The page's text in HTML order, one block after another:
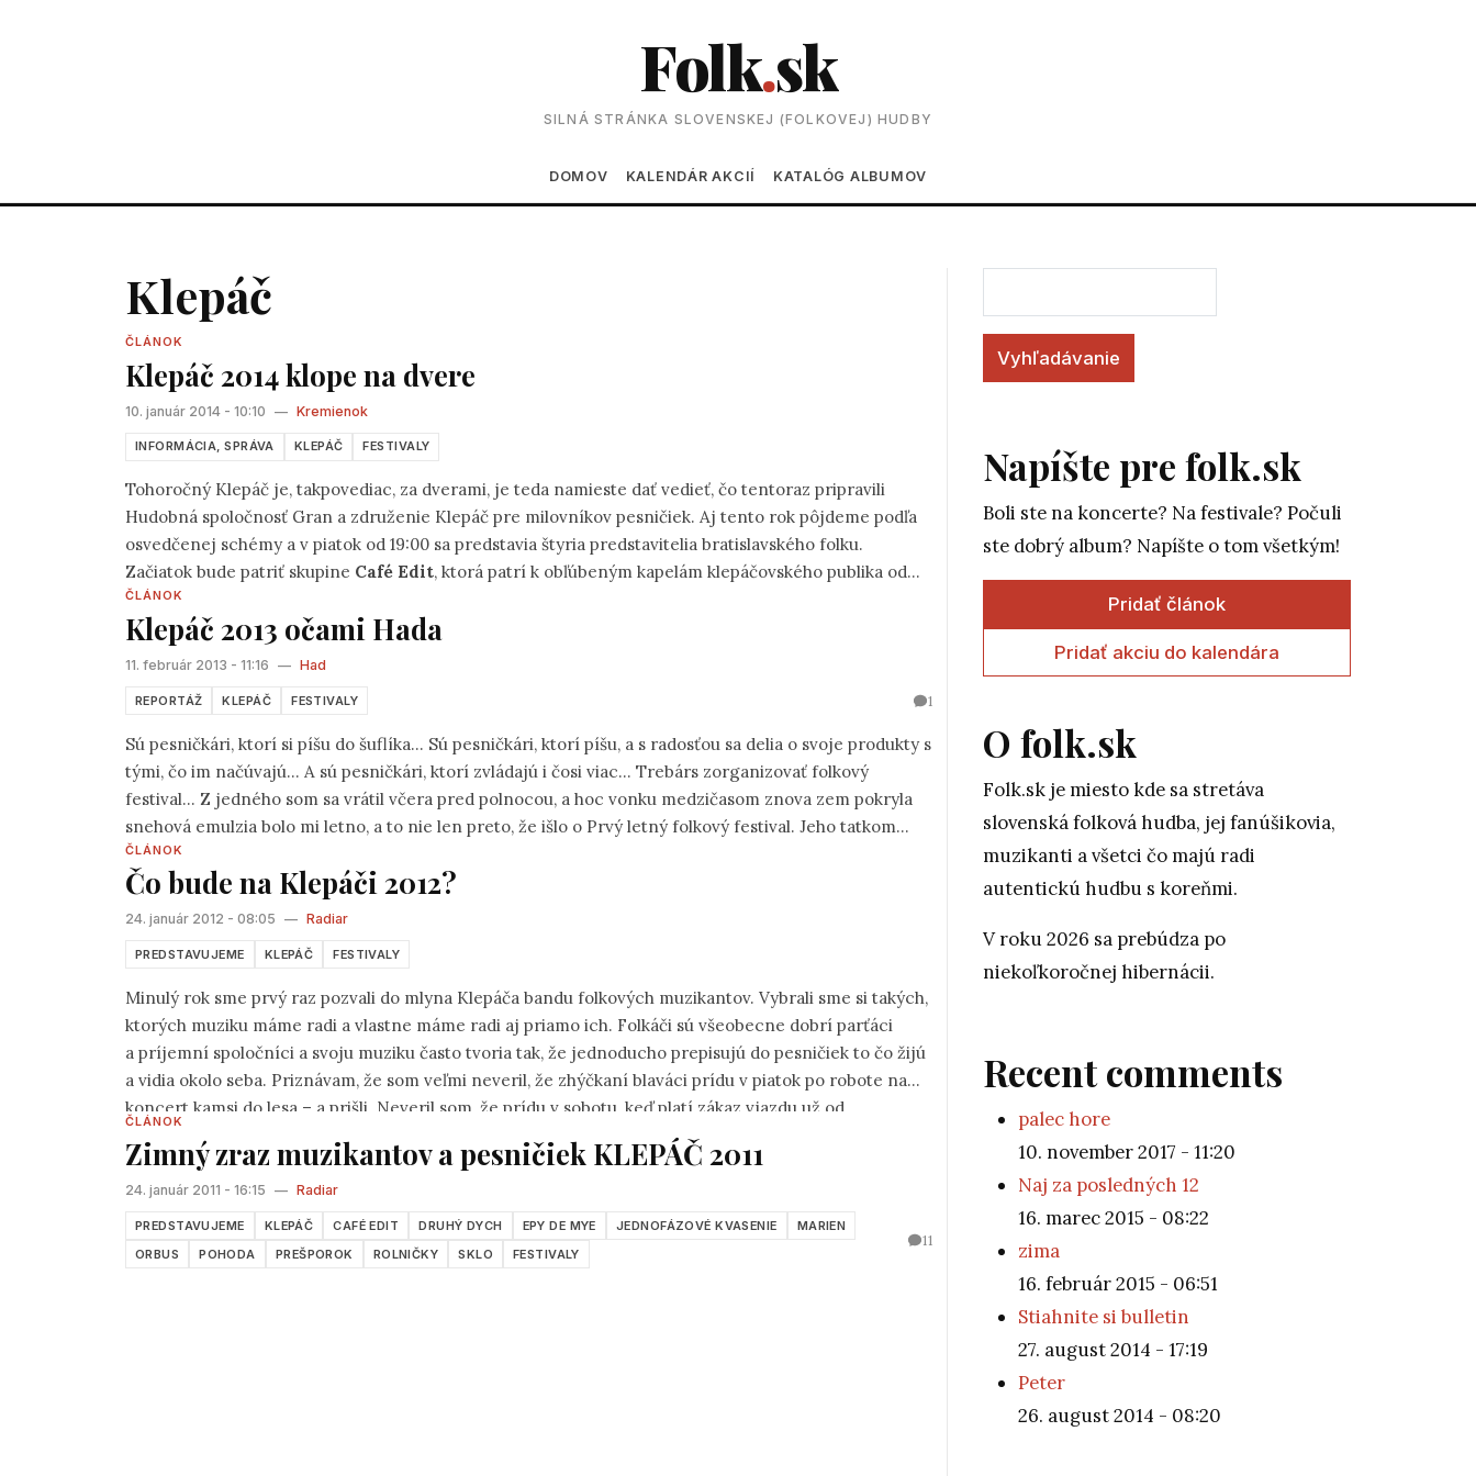
Folk.sk
SILNÁ STRÁNKA SLOVENSKEJ (FOLKOVEJ) HUDBY
Main navigation
DOMOV KALENDÁR AKCIÍ KATALÓG ALBUMOV
Klepáč
ČLÁNOK
Klepáč 2014 klope na dvere
10. január 2014 - 10:10 — Kremienok
INFORMÁCIA, SPRÁVA KLEPÁČ FESTIVALY
Tohoročný Klepáč je, takpovediac, za dverami, je teda namieste dať vedieť, čo tentoraz pripravili
Hudobná spoločnosť Gran a združenie Klepáč pre milovníkov pesničiek. Aj tento rok pôjdeme podľa
osvedčenej schémy a v piatok od 19:00 sa predstavia štyria predstavitelia bratislavského folku.
Začiatok bude patriť skupine Café Edit, ktorá patrí k obľúbeným kapelám klepáčovského publika od
samého začiatku. Muzika ovplyvnená folklórom z rôznych končín sveta, do ktorej kapela vkladá kúsky
svojich duší, skutočne stojí za časté počúvanie.
ČLÁNOK
Klepáč 2013 očami Hada
11. február 2013 - 11:16 — Had
REPORTÁŽ KLEPÁČ FESTIVALY 1
Sú pesničkári, ktorí si píšu do šuflíka... Sú pesničkári, ktorí píšu, a s radosťou sa delia o svoje produkty s
tými, čo im načúvajú... A sú pesničkári, ktorí zvládajú i čosi viac... Trebárs zorganizovať folkový
festival... Z jedného som sa vrátil včera pred polnocou, a hoc vonku medzičasom znova zem pokryla
snehová emulzia bolo mi letno, a to nie len preto, že išlo o Prvý letný folkový festival. Jeho tatkom
„predstaveným“ je „rolnička“ Kremienok (Dušan Francú).
ČLÁNOK
Čo bude na Klepáči 2012?
24. január 2012 - 08:05 — Radiar
PREDSTAVUJEME KLEPÁČ FESTIVALY
Minulý rok sme prvý raz pozvali do mlyna Klepáča bandu folkových muzikantov. Vybrali sme si takých,
ktorých muziku máme radi a vlastne máme radi aj priamo ich. Folkáči sú všeobecne dobrí parťáci
a príjemní spoločníci a svoju muziku často tvoria tak, že jednoducho prepisujú do pesničiek to čo žijú
a vidia okolo seba. Priznávam, že som veľmi neveril, že zhýčkaní blaváci prídu v piatok po robote na
koncert kamsi do lesa – a prišli. Neveril som, že prídu v sobotu, keď platí zákaz vjazdu už od
Červeného mostu – a zase prišli. Jednoducho bratislavské folkové publikum nesklamalo a bolo skvelé.
ČLÁNOK
Zimný zraz muzikantov a pesničiek KLEPÁČ 2011
24. január 2011 - 16:15 — Radiar
PREDSTAVUJEME KLEPÁČ CAFÉ EDIT DRUHÝ DYCH EPY DE MYE JEDNOFÁZOVÉ KVASENIE
MARIEN
ORBUS
POHODA PREŠPOROK ROLNIČKY SKLO FESTIVALY
11
Napíšte pre folk.sk
Boli ste na koncerte? Na festivale? Počuli
ste dobrý album? Napíšte o tom všetkým!
Pridať článok
Pridať akciu do kalendára
O folk.sk
Folk.sk je miesto kde sa stretáva
slovenská folková hudba, jej fanúšikovia,
muzikanti a všetci čo majú radi
autentickú hudbu s koreňmi.
V roku 2026 sa prebúdza po
niekoľkoročnej hibernácii.
Recent comments
palec hore
10. november 2017 - 11:20
Naj za posledných 12
16. marec 2015 - 08:22
zima
16. február 2015 - 06:51
Stiahnite si bulletin
27. august 2014 - 17:19
Peter
26. august 2014 - 08:20